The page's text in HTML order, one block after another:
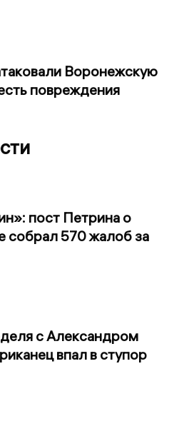
Воронежскую
повреждения
пост Петрина о
собрал 570 жалоб за
с Александром
впал в ступор